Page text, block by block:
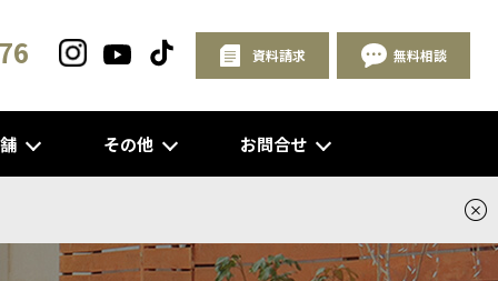
資料請求 無料相談
その他 お問合せ